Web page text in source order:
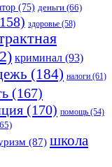
(75) деньги (66)
здоровье (58)
криминал (93)
(184) налоги (61)
(167)
(170) помощь (54)
(87) школа